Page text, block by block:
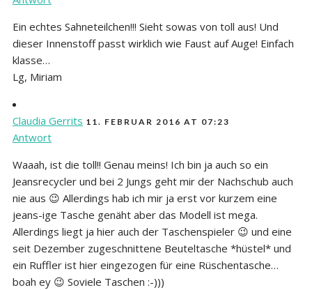
Ein echtes Sahneteilchen!!! Sieht sowas von toll aus! Und
dieser Innenstoff passt wirklich wie Faust auf Auge! Einfach
klasse…
Lg, Miriam
Claudia Gerrits 11. FEBRUAR 2016 AT 07:23
Antwort
Waaah, ist die toll!! Genau meins! Ich bin ja auch so ein
Jeansrecycler und bei 2 Jungs geht mir der Nachschub auch
nie aus 😉 Allerdings hab ich mir ja erst vor kurzem eine
jeans-ige Tasche genäht aber das Modell ist mega.
Allerdings liegt ja hier auch der Taschenspieler 😉 und eine
seit Dezember zugeschnittene Beuteltasche *hüstel* und
ein Ruffler ist hier eingezogen für eine Rüschentasche…
boah ey 😉 Soviele Taschen :-)))